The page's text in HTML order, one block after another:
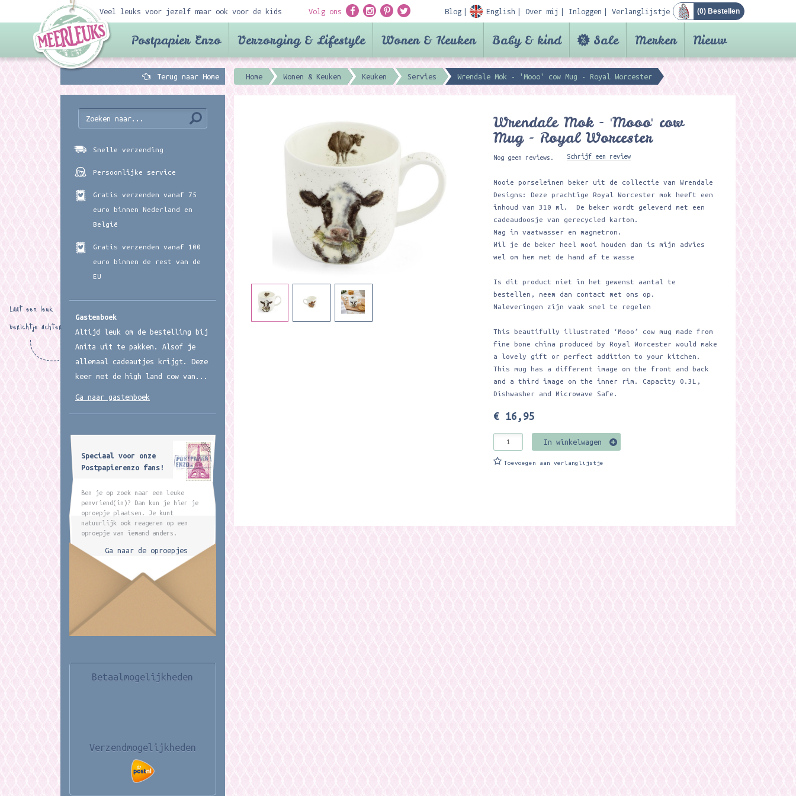
Veel leuks voor jezelf maar ook voor de kids Volg ons Blog English Over mij Inloggen Verlanglijstje (0) Bestellen
Postpapier Enzo Verzorging & Lifestyle Wonen & Keuken Baby & kind Sale Merken Nieuw
Terug naar Home Home Wonen & Keuken Keuken Servies Wrendale Mok - 'Mooo' cow Mug - Royal Worcester
Wrendale Mok - 'Mooo' cow
Mug - Royal Worcester
Nog geen reviews. Schrijf een review
Mooie porseleinen beker uit de collectie van Wrendale
Designs: Deze prachtige Royal Worcester mok heeft een
inhoud van 310 ml. De beker wordt geleverd met een
cadeaudoosje van gerecycled karton.
Mag in vaatwasser en magnetron.
Wil je de beker heel mooi houden dan is mijn advies
wel om hem met de hand af te wasse
Is dit product niet in het gewenst aantal te
bestellen, neem dan contact met ons op.
Naleveringen zijn vaak snel te regelen
This beautifully illustrated ‘Mooo’ cow mug made from
fine bone china produced by Royal Worcester would make
a lovely gift or perfect addition to your kitchen.
This mug has a different image on the front and back
and a third image on the inner rim. Capacity 0.3L,
Dishwasher and Microwave Safe.
€ 16,95
In winkelwagen
Toevoegen aan verlanglijstje
Snelle verzending
Persoonlijke service
Gratis verzenden vanaf 75
euro binnen Nederland en
België
Gratis verzenden vanaf 100
euro binnen de rest van de
EU
Gastenboek
Altijd leuk om de bestelling bij
Anita uit te pakken. Alsof je
allemaal cadeautjes krijgt. Deze
keer met de high land cow van...
Laat een leuk
berichtje achter
Ga naar gastenboek
Speciaal voor onze
Postpapierenzo fans!
Ben je op zoek naar een leuke
penvriend(in)? Dan kun je hier je
oproepje plaatsen. Je kunt
natuurlijk ook reageren op een
oproepje van iemand anders.
Ga naar de oproepjes
Betaalmogelijkheden
Verzendmogelijkheden